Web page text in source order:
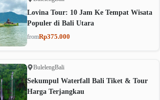
Lovina Tour: 10 Jam Ke Tempat Wisata
Populer di Bali Utara
fromRp375.000
BulelengBali
Sekumpul Waterfall Bali Tiket & Tour
Harga Terjangkau